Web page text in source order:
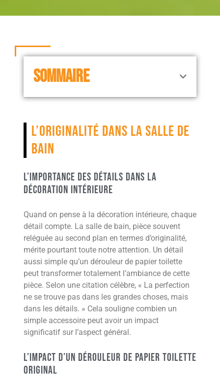
SOMMAIRE
L’originalité dans la salle de
bain
L’importance des détails dans la
décoration intérieure
Quand on pense à la décoration intérieure, chaque
détail compte. La salle de bain, pièce souvent
reléguée au second plan en termes d’originalité,
mérite pourtant toute notre attention. Un détail
aussi simple qu’un dérouleur de papier toilette
peut transformer totalement l’ambiance de cette
pièce. Selon une citation célèbre, « La perfection
ne se trouve pas dans les grandes choses, mais
dans les détails. » Cela souligne combien un
simple accessoire peut avoir un impact
significatif sur l’aspect général.
L’impact d’un dérouleur de papier toilette
original